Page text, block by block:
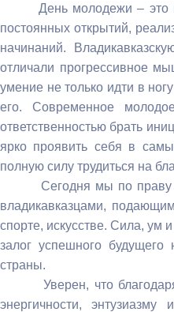
День молодежи – это
постоянных открытий,
начинаний.
отличали прогрессивное
умение не только идти в
его. Современное
ответственностью брать
ярко проявить себя в
полную силу трудиться на
Сегодня мы по праву
владикавказцами,
спорте, искусстве. Сила, ум
залог успешного будущего
страны.
Уверен, что благодаря
энергичности,